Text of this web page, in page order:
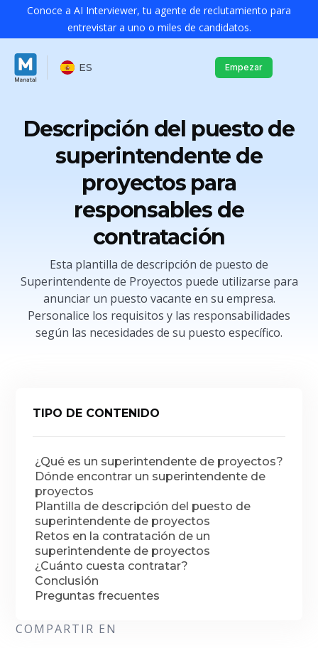
Conoce a AI Interviewer, tu agente de reclutamiento para
entrevistar a uno o miles de candidatos.
ES Empezar
Descripción del puesto de
superintendente de
proyectos para
responsables de
contratación
Esta plantilla de descripción de puesto de
Superintendente de Proyectos puede utilizarse para
anunciar un puesto vacante en su empresa.
Personalice los requisitos y las responsabilidades
según las necesidades de su puesto específico.
TIPO DE CONTENIDO
¿Qué es un superintendente de proyectos?
Dónde encontrar un superintendente de
proyectos
Plantilla de descripción del puesto de
superintendente de proyectos
Retos en la contratación de un
superintendente de proyectos
¿Cuánto cuesta contratar?
Conclusión
Preguntas frecuentes
COMPARTIR EN